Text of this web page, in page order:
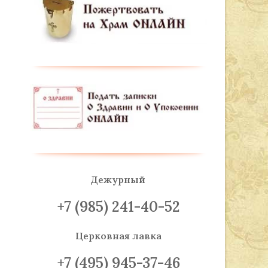
Дежурный
+7 (985) 241-40-52
Церковная лавка
+7 (495) 945-37-46